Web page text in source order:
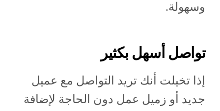
وسهولة.
تواصل أسهل بكثير
إذا تخيلت أنك تريد التواصل مع عميل
جديد أو زميل عمل دون الحاجة لإضافة